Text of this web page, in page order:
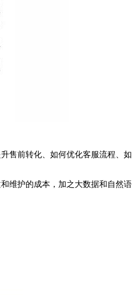
售前转化、如何优化客服流程、如
维护的成本，加之大数据和自然语